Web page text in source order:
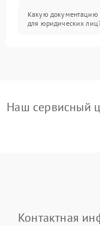
Какую документацию
для юридических
Наш сервисный
Контактная